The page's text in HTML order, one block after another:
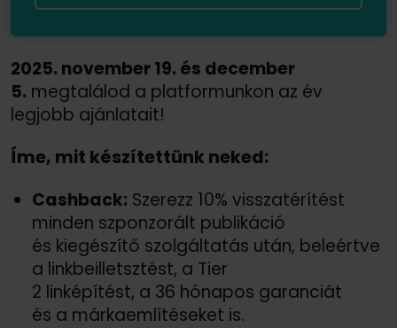
2025. november 19. és december
5. megtalálod a platformunkon az év
legjobb ajánlatait!
Íme, mit készítettünk neked:
Cashback: Szerezz 10% visszatérítést
minden szponzorált publikáció
és kiegészítő szolgáltatás után, beleértve
a linkbeilletsztést, a Tier
2 linképítést, a 36 hónapos garanciát
és a márkaemlítéseket is.